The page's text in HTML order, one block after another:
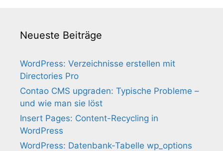
Neueste Beiträge
WordPress: Verzeichnisse erstellen mit
Directories Pro
Contao CMS upgraden: Typische Probleme –
und wie man sie löst
Insert Pages: Content-Recycling in
WordPress
WordPress: Datenbank-Tabelle wp_options